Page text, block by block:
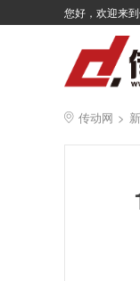
您好，欢迎来到
传动网 >